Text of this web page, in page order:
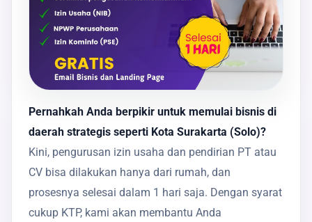
Pernahkah Anda berpikir untuk memulai bisnis di
daerah strategis seperti Kota Surakarta (Solo)?
Kini, pengurusan izin usaha dan pendirian PT atau
CV bisa dilakukan hanya dari rumah, dan
prosesnya selesai dalam 1 hari saja. Dengan syarat
cukup KTP, kami akan membantu Anda